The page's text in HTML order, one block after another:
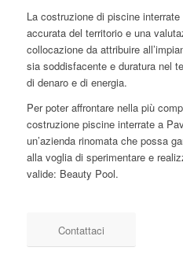
La costruzione di piscine
accurata del territorio e una
collocazione da attribuire
sia soddisfacente e duratura nel
di denaro e di energia.
Per poter affrontare nella più
costruzione piscine interrate a
un’azienda rinomata che possa
alla voglia di sperimentare e
valide: Beauty Pool.
Contattaci